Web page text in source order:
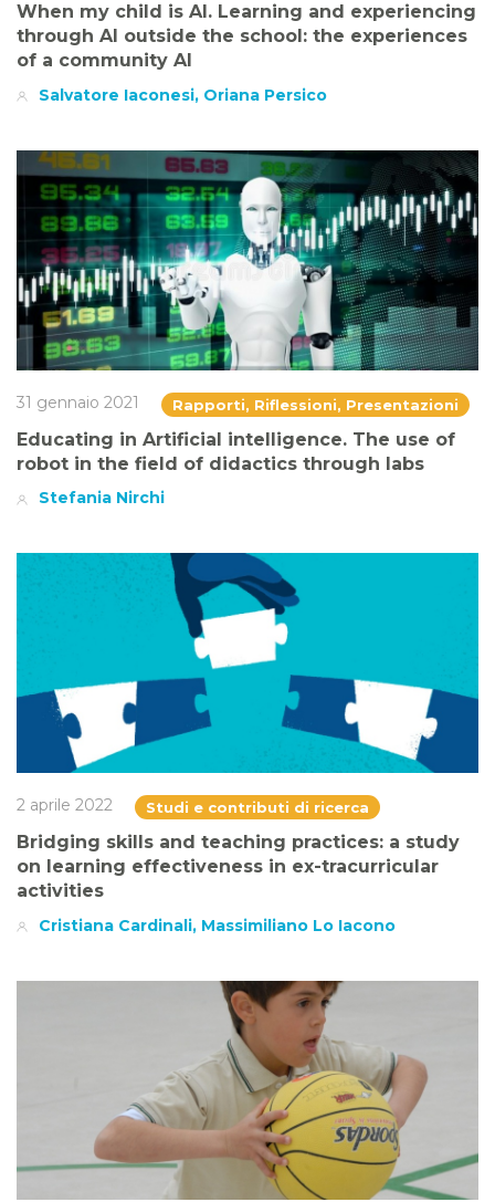
When my child is AI. Learning and experiencing
through AI outside the school: the experiences
of a community AI
Salvatore Iaconesi, Oriana Persico
31 gennaio 2021 Rapporti, Riflessioni, Presentazioni
Educating in Artificial intelligence. The use of
robot in the field of didactics through labs
Stefania Nirchi
2 aprile 2022 Studi e contributi di ricerca
Bridging skills and teaching practices: a study
on learning effectiveness in ex-tracurricular
activities
Cristiana Cardinali, Massimiliano Lo Iacono